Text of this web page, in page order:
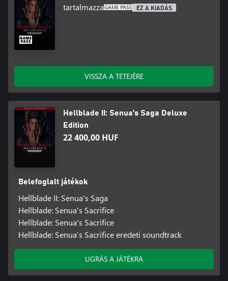
tartalmazza EZ A KIADÁS
VISSZA A TETEJÉRE
Hellblade II: Senua's Saga Deluxe
Edition
22 400,00 HUF
Belefoglalt játékok
Hellblade II: Senua's Saga
Hellblade: Senua's Sacrifice
Hellblade: Senua's Sacrifice
Hellblade: Senua’s Sacrifice eredeti soundtrack
UGRÁS A JÁTÉKRA